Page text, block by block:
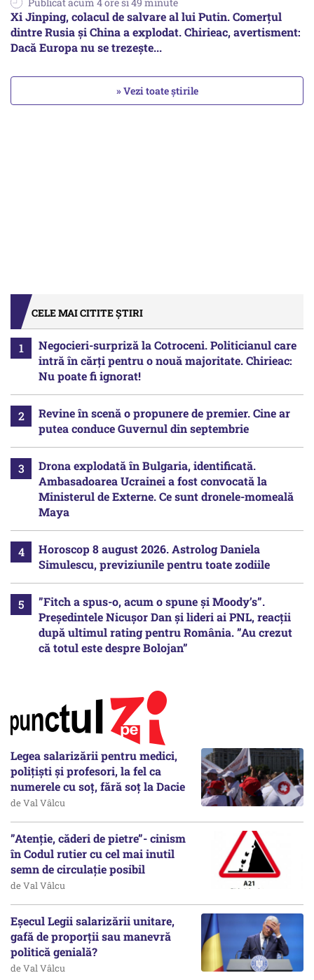
Publicat acum 4 ore si 49 minute
Xi Jinping, colacul de salvare al lui Putin. Comerțul
dintre Rusia și China a explodat. Chirieac, avertisment:
Dacă Europa nu se trezește...
» Vezi toate știrile
CELE MAI CITITE ȘTIRI
Negocieri-surpriză la Cotroceni. Politicianul care
intră în cărți pentru o nouă majoritate. Chirieac:
Nu poate fi ignorat!
Revine în scenă o propunere de premier. Cine ar
putea conduce Guvernul din septembrie
Drona explodată în Bulgaria, identificată.
Ambasadoarea Ucrainei a fost convocată la
Ministerul de Externe. Ce sunt dronele-momeală
Maya
Horoscop 8 august 2026. Astrolog Daniela
Simulescu, previziunile pentru toate zodiile
”Fitch a spus-o, acum o spune și Moody’s”.
Președintele Nicușor Dan și lideri ai PNL, reacții
după ultimul rating pentru România. ”Au crezut
că totul este despre Bolojan”
Legea salarizării pentru medici,
polițiști și profesori, la fel ca
numerele cu soț, fără soț la Dacie
de Val Vâlcu
”Atenție, căderi de pietre”- cinism
în Codul rutier cu cel mai inutil
semn de circulație posibil
de Val Vâlcu
Eșecul Legii salarizării unitare,
gafă de proporții sau manevră
politică genială?
de Val Vâlcu